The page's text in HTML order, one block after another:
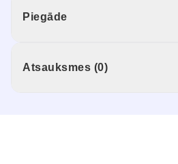
Piegāde
Atsauksmes (0)